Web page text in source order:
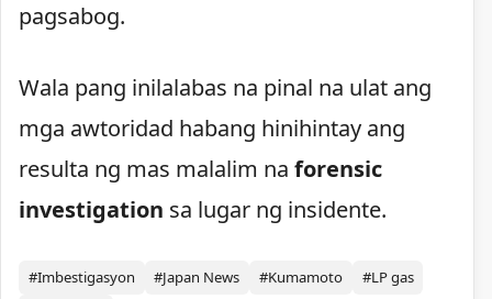
pagsabog.
Wala pang inilalabas na pinal na ulat ang
mga awtoridad habang hinihintay ang
resulta ng mas malalim na forensic
investigation sa lugar ng insidente.
#Imbestigasyon #Japan News #Kumamoto
#LP gas